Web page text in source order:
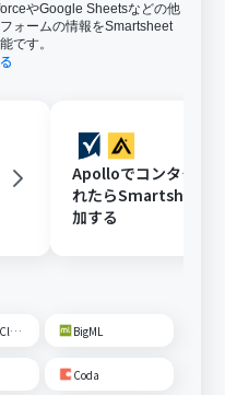
やGoogle Sheetsなどの他
ォームの情報をSmartsheet
です。
Apolloでコンタクト
れたらSmartsheet
加する
Anthropic（Claude） BigML
Coda